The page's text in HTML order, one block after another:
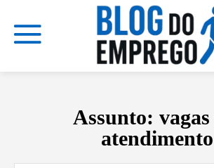
Assunto:
atendimento